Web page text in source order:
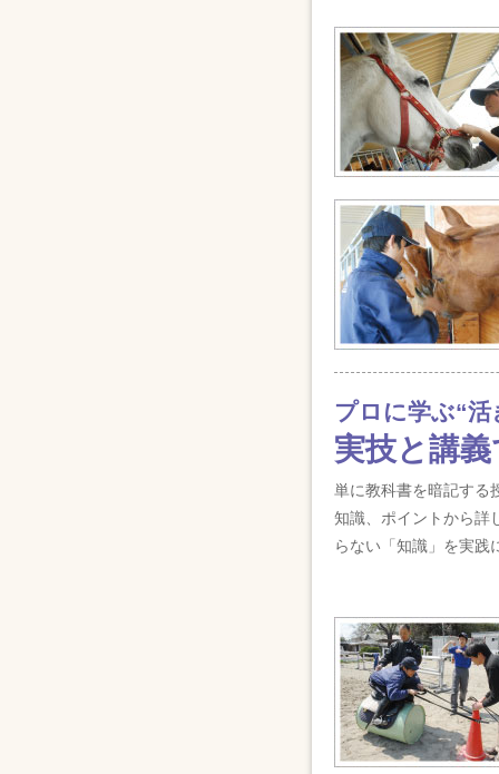
プロに学ぶ“活
実技と講
単に教科書を暗記する
知識、ポイントから詳
らない「知識」を実践